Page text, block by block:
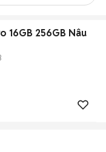
16GB 256GB Nâu